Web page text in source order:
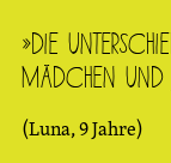
»Die
Mädchen
(Luna, 9 Jahre)